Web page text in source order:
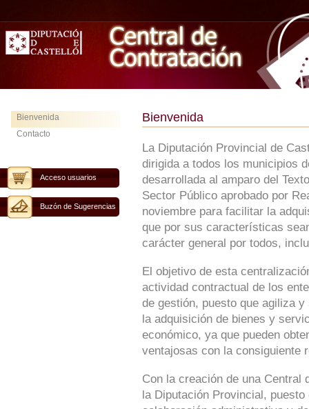
Bienvenida
Contacto
Acceso usuarios
Buzón de Sugerencias
Bienvenida
La Diputación Provincial de
dirigida a todos los municipios
desarrollada al amparo del
Sector Público aprobado por
noviembre para facilitar la
que por sus características
carácter general por todos,
El objetivo de esta
actividad contractual de los
de gestión, puesto que agiliza
la adquisición de bienes y
económico, ya que pueden
ventajosas con la consiguiente
Con la creación de una Central
la Diputación Provincial,